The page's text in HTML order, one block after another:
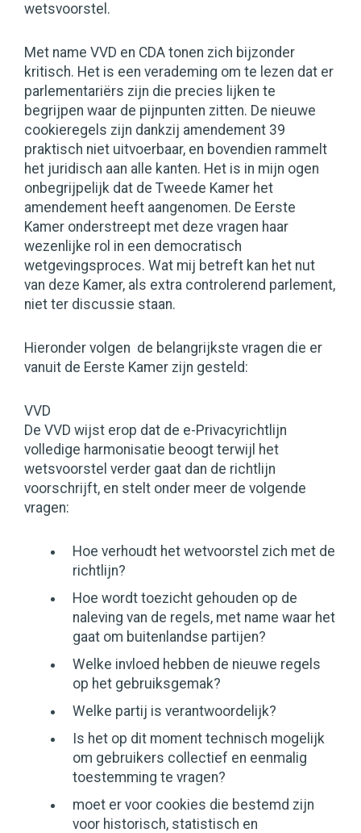
wetsvoorstel.
Met name VVD en CDA tonen zich bijzonder
kritisch. Het is een verademing om te lezen dat er
parlementariërs zijn die precies lijken te
begrijpen waar de pijnpunten zitten. De nieuwe
cookieregels zijn dankzij amendement 39
praktisch niet uitvoerbaar, en bovendien rammelt
het juridisch aan alle kanten. Het is in mijn ogen
onbegrijpelijk dat de Tweede Kamer het
amendement heeft aangenomen. De Eerste
Kamer onderstreept met deze vragen haar
wezenlijke rol in een democratisch
wetgevingsproces. Wat mij betreft kan het nut
van deze Kamer, als extra controlerend parlement,
niet ter discussie staan.
Hieronder volgen de belangrijkste vragen die er
vanuit de Eerste Kamer zijn gesteld:
VVD
De VVD wijst erop dat de e-Privacyrichtlijn
volledige harmonisatie beoogt terwijl het
wetsvoorstel verder gaat dan de richtlijn
voorschrijft, en stelt onder meer de volgende
vragen:
Hoe verhoudt het wetvoorstel zich met de
richtlijn?
Hoe wordt toezicht gehouden op de
naleving van de regels, met name waar het
gaat om buitenlandse partijen?
Welke invloed hebben de nieuwe regels
op het gebruiksgemak?
Welke partij is verantwoordelijk?
Is het op dit moment technisch mogelijk
om gebruikers collectief en eenmalig
toestemming te vragen?
moet er voor cookies die bestemd zijn
voor historisch, statistisch en